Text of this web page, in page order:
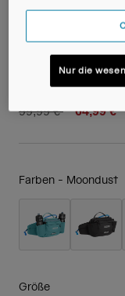
M.U.L.E. ® 5L
Lumbar
Artikelnr.38624-
Price reduced from
99,99 €to64,99 €
Farben - Moondust
Größe
Nur die